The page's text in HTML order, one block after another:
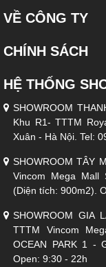
VỀ CÔNG TY
CHÍNH SÁCH
HỆ THỐNG
SHOWROOM
Khu R1- TTTM
Xuân - Hà Nội. Tel:
SHOWROOM TÂY
Vincom Mega Mall
(Diện tích: 900m2).
SHOWROOM GIA
TTTM Vincom
OCEAN PARK 1 -
Open: 9:30 - 22h